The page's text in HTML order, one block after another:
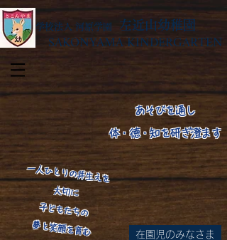
学校法人 河原学園 左近山幼稚園
SAKONYAMA KINDERGARTEN
あそびを通し
体・徳・知を研ぎ澄ます
​一人ひとりの芽生えを
大切に
子どもたちの
​夢と笑顔を育む 在園児のみなさま